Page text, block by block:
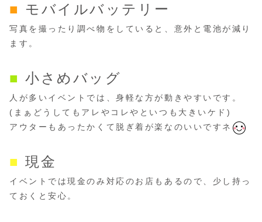
■ モバイルバッテリー
写真を撮ったり調べ物をしていると、意外と電池が減り
ます。
■ 小さめバッグ
人が多いイベントでは、身軽な方が動きやすいです。
(まぁどうしてもアレやコレやといつも大きいケド)
アウターもあったかくて脱ぎ着が楽なのいいですネ
■ 現金
イベントでは現金のみ対応のお店もあるので、少し持っ
ておくと安心。